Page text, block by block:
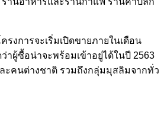
งการจะเริ่มเปิดขายภายในเดือน
าผู้ซื้อน่าจะพร้อมเข้าอยู่ได้ในปี 2563
ะคนต่างชาติ รวมถึงกลุ่มมุสลิมจากทั่ว